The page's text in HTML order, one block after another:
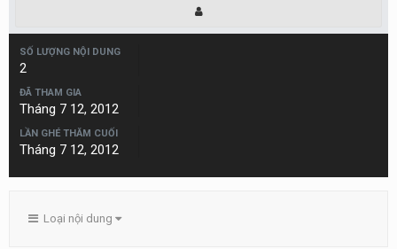
SỐ LƯỢNG NỘI DUNG
2
ĐÃ THAM GIA
Tháng 7 12, 2012
LẦN GHÉ THĂM CUỐI
Tháng 7 12, 2012
Loại nội dung